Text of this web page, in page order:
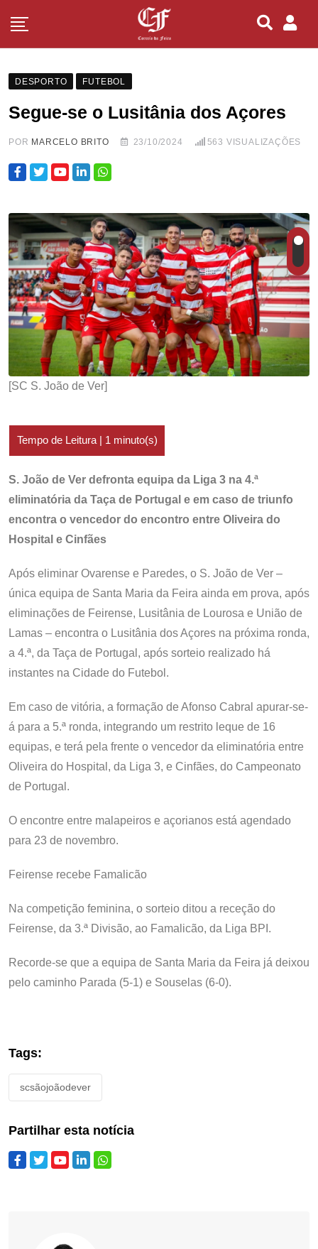
DESPORTO FUTEBOL
Segue-se o Lusitânia dos Açores
POR MARCELO BRITO 23/10/2024 563 VISUALIZAÇÕES
[SC S. João de Ver]
S. João de Ver defronta equipa da Liga 3 na 4.ª
eliminatória da Taça de Portugal e em caso de triunfo
encontra o vencedor do encontro entre Oliveira do
Hospital e Cinfães
Após eliminar Ovarense e Paredes, o S. João de Ver –
única equipa de Santa Maria da Feira ainda em prova, após
eliminações de Feirense, Lusitânia de Lourosa e União de
Lamas – encontra o Lusitânia dos Açores na próxima ronda,
a 4.ª, da Taça de Portugal, após sorteio realizado há
instantes na Cidade do Futebol.
Em caso de vitória, a formação de Afonso Cabral apurar-se-
á para a 5.ª ronda, integrando um restrito leque de 16
equipas, e terá pela frente o vencedor da eliminatória entre
Oliveira do Hospital, da Liga 3, e Cinfães, do Campeonato
de Portugal.
O encontre entre malapeiros e açorianos está agendado
para 23 de novembro.
Feirense recebe Famalicão
Na competição feminina, o sorteio ditou a receção do
Feirense, da 3.ª Divisão, ao Famalicão, da Liga BPI.
Recorde-se que a equipa de Santa Maria da Feira já deixou
pelo caminho Parada (5-1) e Souselas (6-0).
Tags:
scsãojoãodever
Partilhar esta notícia